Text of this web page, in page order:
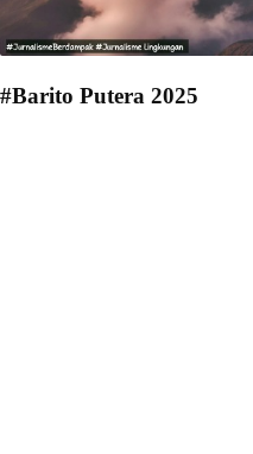
#Barito Putera 2025